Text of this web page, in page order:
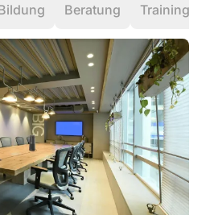
Beratung Training